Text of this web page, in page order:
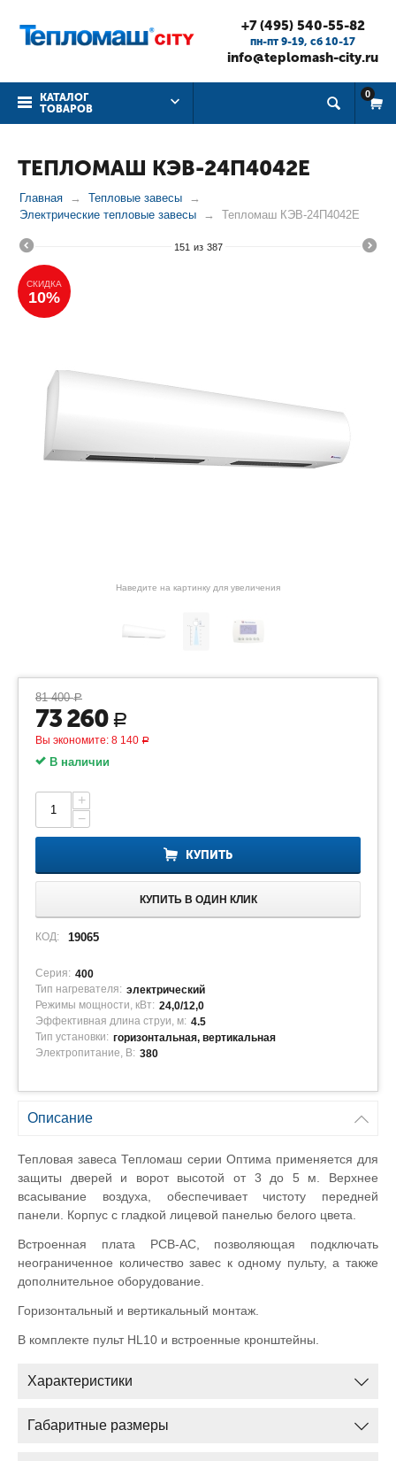
+7 (495) 540-55-82
пн-пт 9-19, cб 10-17
info@teplomash-city.ru
КАТАЛОГ
ТОВАРОВ
0
ТЕПЛОМАШ КЭВ-24П4042Е
Главная
Тепловые завесы
Электрические тепловые завесы
Тепломаш КЭВ-24П4042Е
151 из 387
СКИДКА
10%
Наведите на картинку для увеличения
81 400 Р
73 260 Р
Вы экономите: 8 140 Р
В наличии
+
−
КУПИТЬ
КУПИТЬ В ОДИН КЛИК
КОД: 19065
Серия: 400
Тип нагревателя: электрический
Режимы мощности, кВт: 24,0/12,0
Эффективная длина струи, м: 4.5
Тип установки: горизонтальная, вертикальная
Электропитание, В: 380
Описание
Тепловая завеса Тепломаш серии Оптима применяется для
защиты дверей и ворот высотой от 3 до 5 м. Верхнее
всасывание воздуха, обеспечивает чистоту передней
панели. Корпус с гладкой лицевой панелью белого цвета.
Встроенная плата PCB-AC, позволяющая подключать
неограниченное количество завес к одному пульту, а также
дополнительное оборудование.
Горизонтальный и вертикальный монтаж.
В комплекте пульт HL10 и встроенные кронштейны.
Характеристики
Габаритные размеры